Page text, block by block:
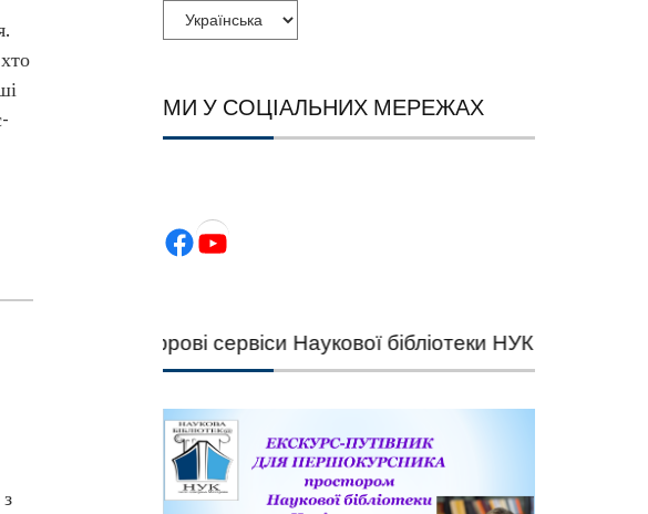
МИ У СОЦІАЛЬНИХ МЕРЕЖАХ
Facebook YouTube
Цифрові сервіси Наукової бібліотеки НУК — швидкий